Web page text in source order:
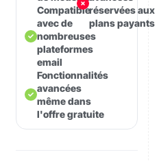
Compatible
avec de
nombreuses
plateformes
email
Fonctionnalités
avancées
même dans
l'offre gratuite
réservées aux
plans payants